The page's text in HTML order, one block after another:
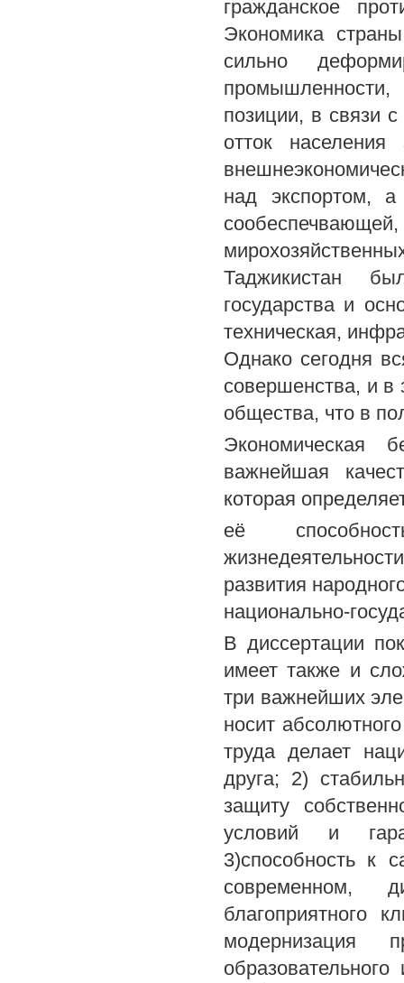
гражданское
Экономика
сильно
позиции, в связи
отток
над экспортом, а
Таджикистан
государства и
техническая,
Однако сегодня
совершенства, и в
общества, что в
Экономическая
важнейшая
которая
её
развития
национально-
В диссертации
имеет также и
три важнейших
носит
труда делает
друга; 2)
защиту
условий и
3)способность к
современном,
благоприятного
модернизация